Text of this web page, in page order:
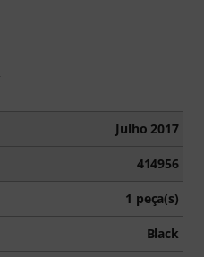
Julho 2017
414956
1 peça(s)
Black